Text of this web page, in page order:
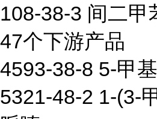
108-38-3 间二甲
47个下游产品
4593-38-8 5-甲
5321-48-2 1-(3-